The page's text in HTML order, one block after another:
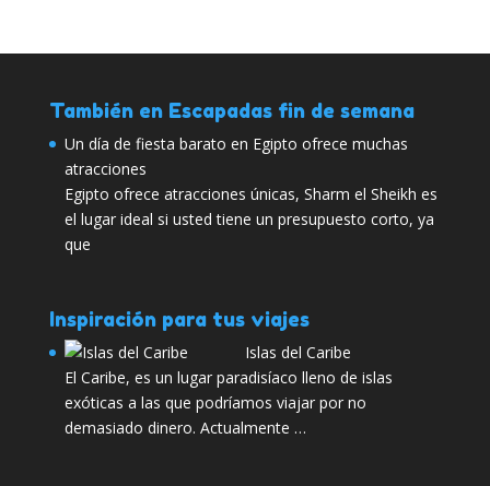
También en Escapadas fin de semana
Un día de fiesta barato en Egipto ofrece muchas
atracciones
Egipto ofrece atracciones únicas, Sharm el Sheikh es
el lugar ideal si usted tiene un presupuesto corto, ya
que
Inspiración para tus viajes
Islas del Caribe
El Caribe, es un lugar paradisíaco lleno de islas
exóticas a las que podríamos viajar por no
demasiado dinero. Actualmente …